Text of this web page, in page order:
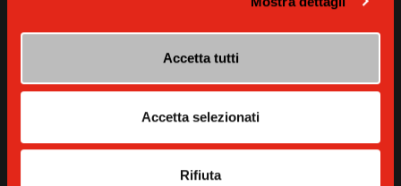
Accetta tutti
Accetta selezionati
Rifiuta